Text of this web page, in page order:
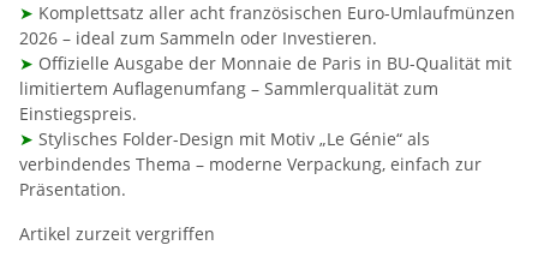
➤ Komplettsatz aller acht französischen Euro-Umlaufmünzen
2026 – ideal zum Sammeln oder Investieren.
➤ Offizielle Ausgabe der Monnaie de Paris in BU-Qualität mit
limitiertem Auflagenumfang – Sammlerqualität zum
Einstiegspreis.
➤ Stylisches Folder-Design mit Motiv „Le Génie“ als
verbindendes Thema – moderne Verpackung, einfach zur
Präsentation.
Artikel zurzeit vergriffen